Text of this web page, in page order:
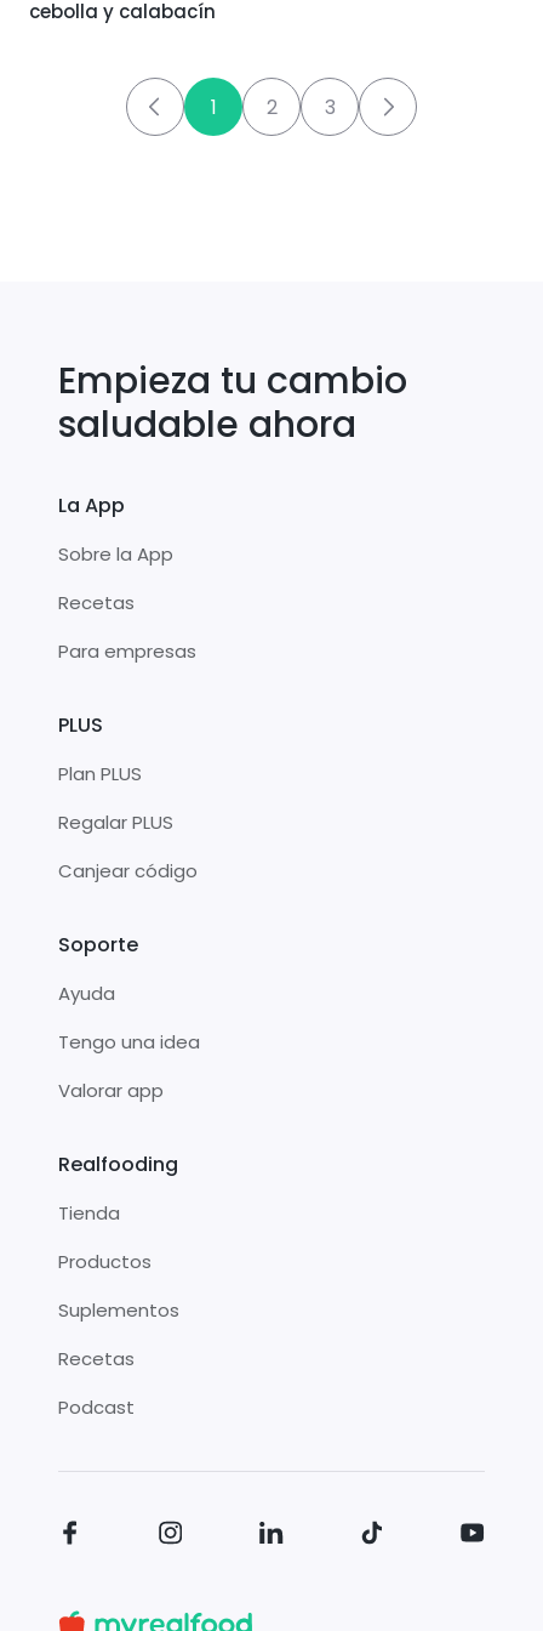
cebolla y calabacín
1 2 3
Empieza tu cambio
saludable ahora
La App
Sobre la App
Recetas
Para empresas
PLUS
Plan PLUS
Regalar PLUS
Canjear código
Soporte
Ayuda
Tengo una idea
Valorar app
Realfooding
Tienda
Productos
Suplementos
Recetas
Podcast